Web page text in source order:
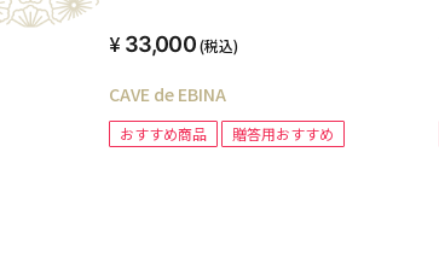
33,000(税込)
CAVE de EBINA
おすすめ商品 贈答用おすすめ